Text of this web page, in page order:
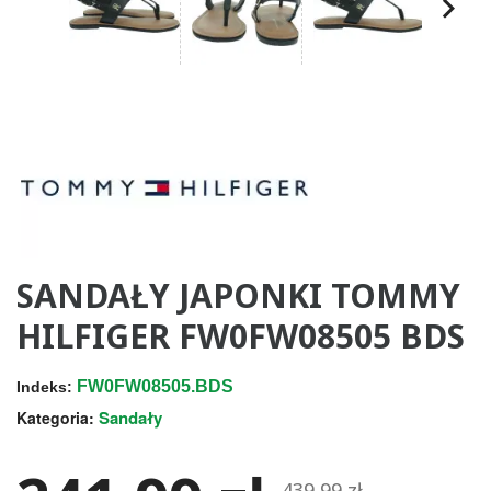
SANDAŁY JAPONKI TOMMY
HILFIGER FW0FW08505 BDS
Indeks: FW0FW08505.BDS
Kategoria: Sandały